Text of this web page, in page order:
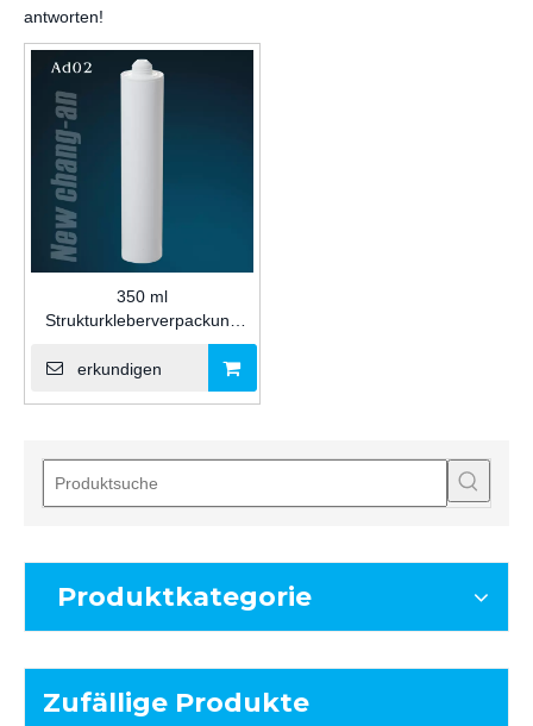
antworten!
350 ml
Strukturkleberverpackung
leere weiße Plastikpatrone
für Silikondichtmittel für
vielseitige Anwendungen
erkundigen
Produktkategorie
Zufällige Produkte